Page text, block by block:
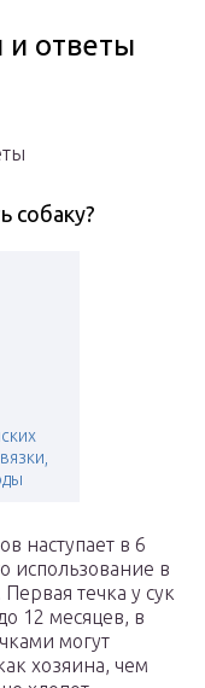
и ответы
собаку?
наступает в 6
использование в
течка у сук
12 месяцев, в
могут
хозяина, чем